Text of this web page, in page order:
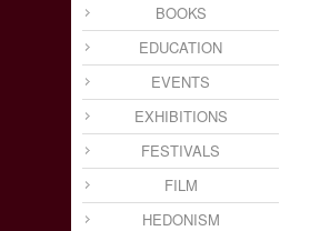
BOOKS
EDUCATION
EVENTS
EXHIBITIONS
FESTIVALS
FILM
HEDONISM